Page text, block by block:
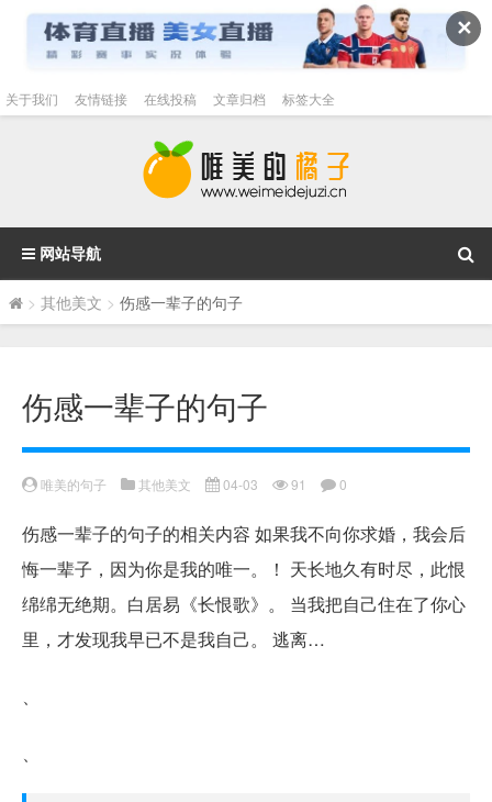
✕
关于我们 友情链接 在线投稿 文章归档 标签大全
网站导航
> 其他美文 > 伤感一辈子的句子
伤感一辈子的句子
唯美的句子 其他美文 04-03 91 0
伤感一辈子的句子的相关内容 如果我不向你求婚，我会后
悔一辈子，因为你是我的唯一。！ 天长地久有时尽，此恨
绵绵无绝期。白居易《长恨歌》。 当我把自己住在了你心
里，才发现我早已不是我自己。 逃离…